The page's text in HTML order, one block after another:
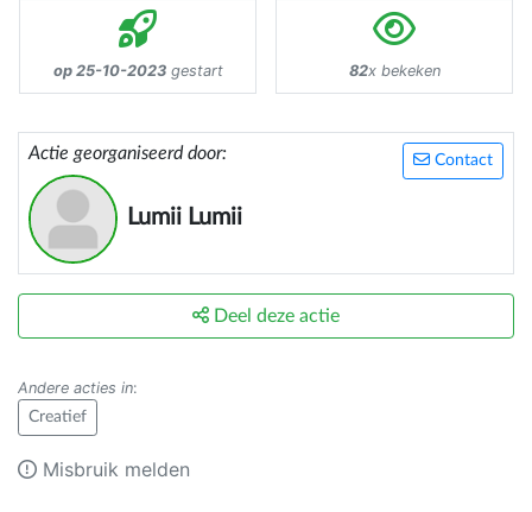
op 25-10-2023gestart 82x bekeken
Contact
Actie georganiseerd door:
Lumii Lumii
Deel deze actie
Andere acties in:
Creatief
Misbruik melden